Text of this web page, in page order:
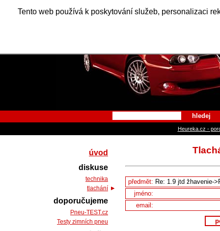
Tento web používá k poskytování služeb, personalizaci
Alfa
hledej
Heureka.cz -
předmět:
jméno:
email:
úvod
diskuse
technika
tlachání
doporučujeme
Pneu-TEST.cz
Testy zimních pneu